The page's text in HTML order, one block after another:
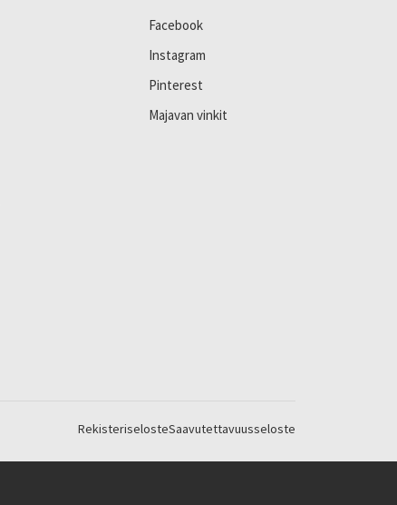
Facebook
Instagram
Pinterest
Majavan vinkit
RekisteriselosteSaavutettavuusseloste